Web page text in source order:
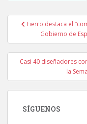
Navegación
Fierro destaca el
Gobierno de
Casi 40 diseñadores
la
SÍGUENOS